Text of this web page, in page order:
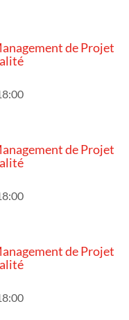
de Projet
de Projet
de Projet